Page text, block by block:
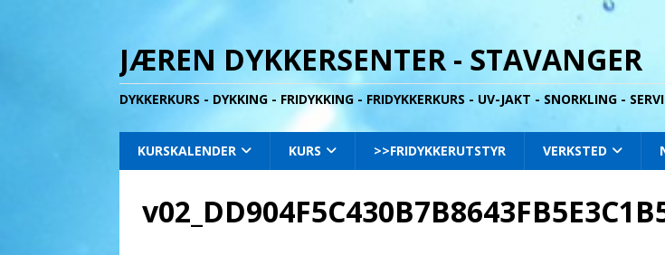
JÆREN DYKKERSENTER - STAVANGER
DYKKERKURS - DYKKING - FRIDYKKING - FRIDYKKERKURS - UV-JAKT - SNORKLING -
KURSKALENDER KURS >>FRIDYKKERUTSTYR VERKSTED